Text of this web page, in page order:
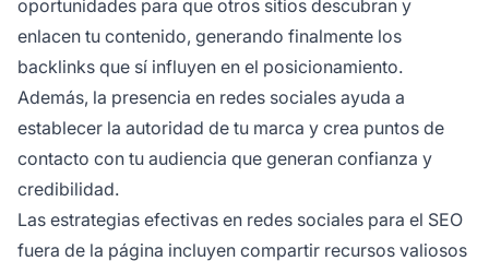
oportunidades para que otros sitios descubran y
enlacen tu contenido, generando finalmente los
backlinks que sí influyen en el posicionamiento.
Además, la presencia en redes sociales ayuda a
establecer la autoridad de tu marca y crea puntos de
contacto con tu audiencia que generan confianza y
credibilidad.
Las estrategias efectivas en redes sociales para el SEO
fuera de la página incluyen compartir recursos valiosos